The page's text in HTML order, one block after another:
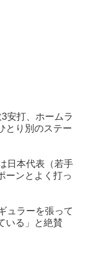
安打、ホームラ
とり別のステー
日本代表（若手
ーンとよく打っ
ュラーを張って
いる」と絶賛